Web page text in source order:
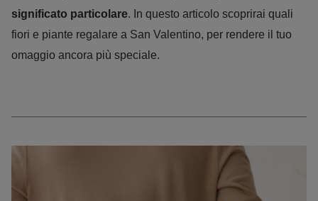
significato particolare. In questo articolo scoprirai quali
fiori e piante regalare a San Valentino, per rendere il tuo
omaggio ancora più speciale.